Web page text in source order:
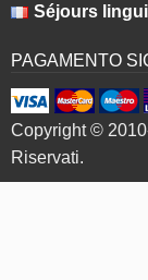
Séjours
PAGAMENTO
Copyright ©
Riservati.